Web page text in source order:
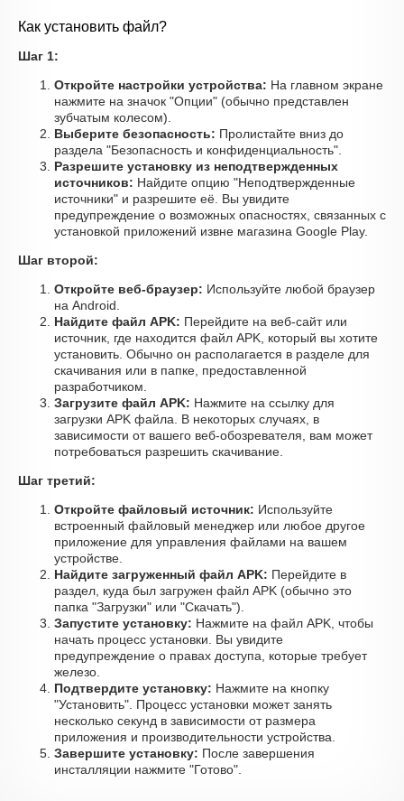
Как установить файл?
Шаг 1:
Откройте настройки устройства: На главном экране
нажмите на значок "Опции" (обычно представлен
зубчатым колесом).
Выберите безопасность: Пролистайте вниз до
раздела "Безопасность и конфиденциальность".
Разрешите установку из неподтвержденных
источников: Найдите опцию "Неподтвержденные
источники" и разрешите её. Вы увидите
предупреждение о возможных опасностях, связанных с
установкой приложений извне магазина Google Play.
Шаг второй:
Откройте веб-браузер: Используйте любой браузер
на Android.
Найдите файл APK: Перейдите на веб-сайт или
источник, где находится файл APK, который вы хотите
установить. Обычно он располагается в разделе для
скачивания или в папке, предоставленной
разработчиком.
Загрузите файл APK: Нажмите на ссылку для
загрузки APK файла. В некоторых случаях, в
зависимости от вашего веб-обозревателя, вам может
потребоваться разрешить скачивание.
Шаг третий:
Откройте файловый источник: Используйте
встроенный файловый менеджер или любое другое
приложение для управления файлами на вашем
устройстве.
Найдите загруженный файл APK: Перейдите в
раздел, куда был загружен файл APK (обычно это
папка "Загрузки" или "Скачать").
Запустите установку: Нажмите на файл APK, чтобы
начать процесс установки. Вы увидите
предупреждение о правах доступа, которые требует
железо.
Подтвердите установку: Нажмите на кнопку
"Установить". Процесс установки может занять
несколько секунд в зависимости от размера
приложения и производительности устройства.
Завершите установку: После завершения
инсталляции нажмите "Готово".